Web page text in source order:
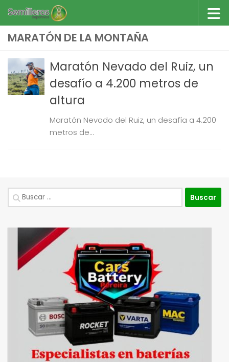
Saltar al contenido
MARATÓN DE LA MONTAÑA
Maratón Nevado del Ruiz, un
desafío a 4.200 metros de
altura
Maratón Nevado del Ruiz, un desafía a 4.200
metros de...
Buscar: